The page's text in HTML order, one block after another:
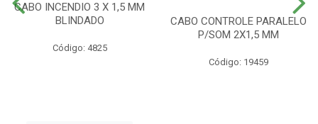
CABO INCENDIO 3 X 1,5 MM
BLINDADO
Código: 4825
CABO CONTROLE PARALELO
P/SOM 2X1,5 MM
Código: 19459